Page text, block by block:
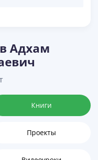
Адхам
Книги
Проекты